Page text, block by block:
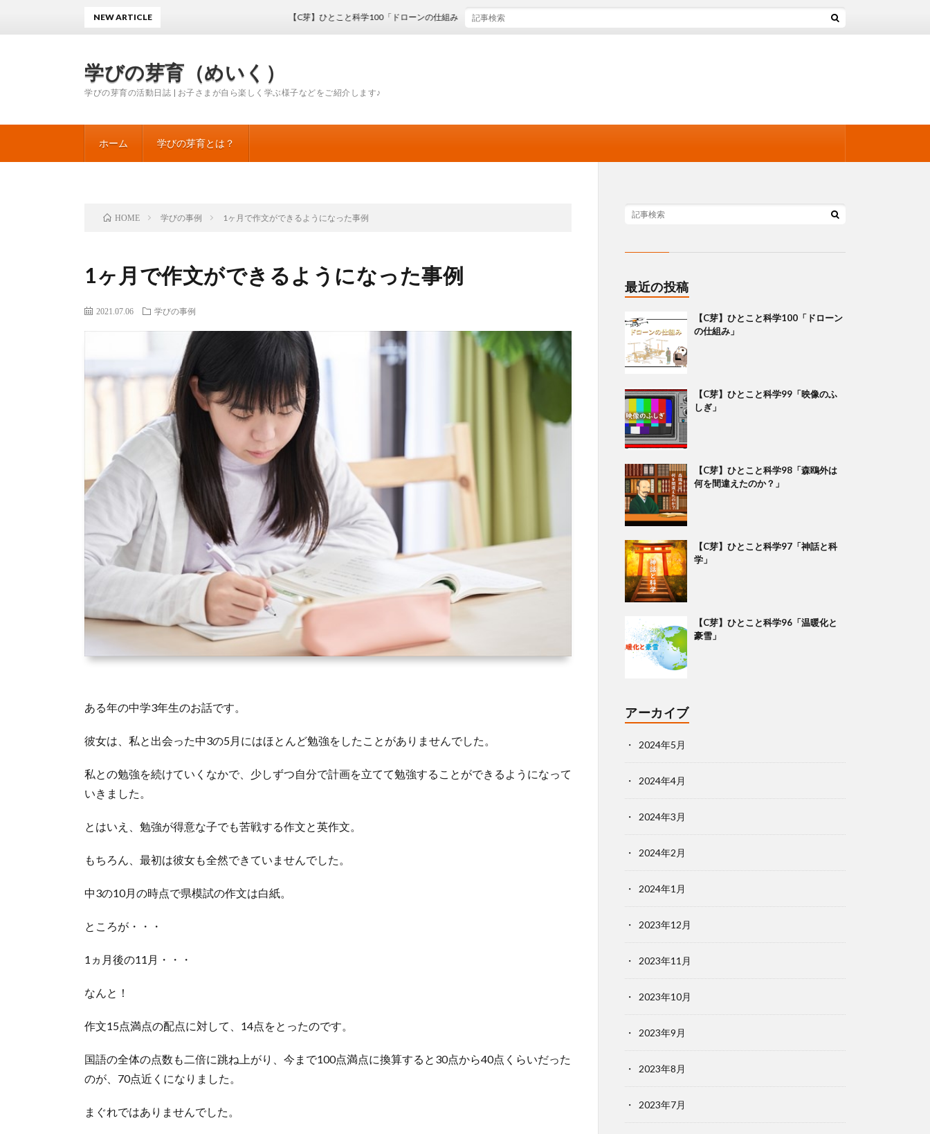
学びの芽育（めいく）
学びの芽育の活動日誌 | お子さまが自ら楽しく学ぶ様子などをご紹介します♪
ホーム 学びの芽育とは？
NEW ARTICLE 【C芽】ひとこと科学100「ドローンの仕組み」
HOME 学びの事例 1ヶ月で作文ができるようになった事例
1ヶ月で作文ができるようになった事例
2021.07.06 学びの事例
ある年の中学3年生のお話です。
彼女は、私と出会った中3の5月にはほとんど勉強をしたことがありませんでした。
私との勉強を続けていくなかで、少しずつ自分で計画を立てて勉強することができるようになって
いきました。
とはいえ、勉強が得意な子でも苦戦する作文と英作文。
もちろん、最初は彼女も全然できていませんでした。
中3の10月の時点で県模試の作文は白紙。
ところが・・・
1ヵ月後の11月・・・
なんと！
作文15点満点の配点に対して、14点をとったのです。
国語の全体の点数も二倍に跳ね上がり、今まで100点満点に換算すると30点から40点くらいだった
のが、70点近くになりました。
まぐれではありませんでした。
最近の投稿
【C芽】ひとこと科学100「ドローン
の仕組み」
【C芽】ひとこと科学99「映像のふ
しぎ」
【C芽】ひとこと科学98「森鴎外は
何を間違えたのか？」
【C芽】ひとこと科学97「神話と科
学」
【C芽】ひとこと科学96「温暖化と
豪雪」
アーカイブ
2024年5月
2024年4月
2024年3月
2024年2月
2024年1月
2023年12月
2023年11月
2023年10月
2023年9月
2023年8月
2023年7月